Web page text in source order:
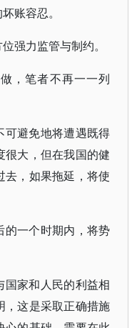
账容忍。
强力监管与制约。
，笔者不再一一列
可避免地将遭遇既得
大，但在我国的健
去，如果拖延，将使
的一个时期内，将势
家和人民的利益相
，这是采取正确措施